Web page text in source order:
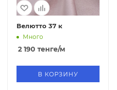
Велютто 37 к
Много
2 190 тенге/м
В КОРЗИНУ